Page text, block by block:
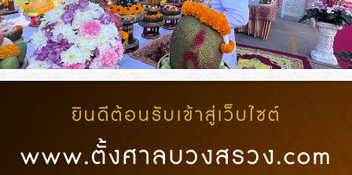
ยินดีต้อนรับเข้าสู่เว็บไซต์
www.ตั้งศาลบวงสรวง.com